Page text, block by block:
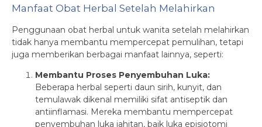
Manfaat Obat Herbal Setelah Melahirkan
Penggunaan obat herbal untuk wanita setelah melahirkan
tidak hanya membantu mempercepat pemulihan, tetapi
juga memberikan berbagai manfaat lainnya, seperti:
Membantu Proses Penyembuhan Luka:
Beberapa herbal seperti daun sirih, kunyit, dan
temulawak dikenal memiliki sifat antiseptik dan
antiinflamasi. Mereka membantu mempercepat
penyembuhan luka jahitan, baik luka episiotomi